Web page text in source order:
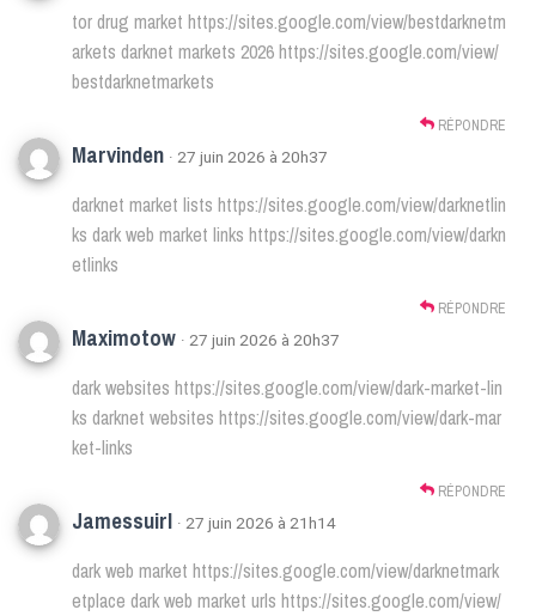
tor drug market https://sites.google.com/view/bestdarknetm
arkets darknet markets 2026https://sites.google.com/view/
bestdarknetmarkets
RÉPONDRE
Marvinden · 27 juin 2026 à 20h37
darknet market lists https://sites.google.com/view/darknetlin
ks dark web market links https://sites.google.com/view/darkn
etlinks
RÉPONDRE
Maximotow · 27 juin 2026 à 20h37
dark websites https://sites.google.com/view/dark-market-lin
ks darknet websites https://sites.google.com/view/dark-mar
ket-links
RÉPONDRE
Jamessuirl · 27 juin 2026 à 21h14
dark web market https://sites.google.com/view/darknetmark
etplace dark web market urls https://sites.google.com/view/